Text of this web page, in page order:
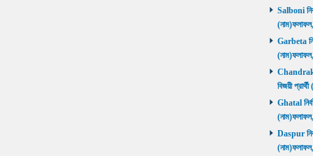
Salboni
Garbeta
বিজয়ী
Ghatal
Daspur